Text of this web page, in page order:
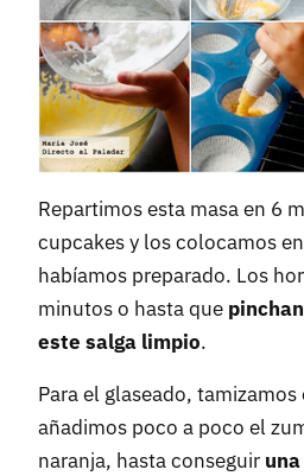
Repartimos esta masa en 6
cupcakes y los colocamos
habíamos preparado. Los
minutos o hasta que
este salga limpio.
Para el glaseado,
añadimos poco a poco el
naranja, hasta conseguir